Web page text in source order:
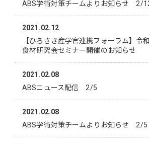
ABS学術対策チームよりお知らせ 2/
2021.02.12
【ひろさき産学官連携フォーラム】令
食材研究会セミナー開催のお知らせ
2021.02.08
ABSニュース配信 2/5
2021.02.08
ABS学術対策チームよりお知らせ 2/5